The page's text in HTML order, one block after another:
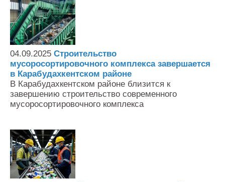
04.09.2025 Строительство
мусоросортировочного комплекса завершается
в Карабудахкентском районе
В Карабудахкентском районе близится к
завершению строительство современного
мусоросортировочного комплекса